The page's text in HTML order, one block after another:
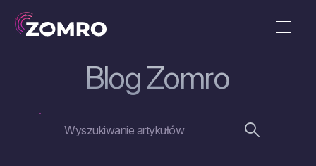
Blog Zomro